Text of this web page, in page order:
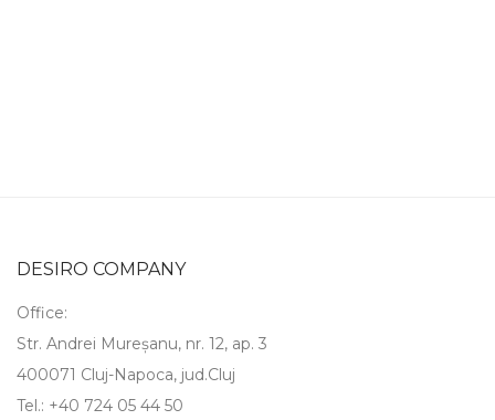
DESIRO COMPANY
Office:
Str. Andrei Mureșanu, nr. 12, ap. 3
400071 Cluj-Napoca, jud.Cluj
Tel.: +40 724 05 44 50